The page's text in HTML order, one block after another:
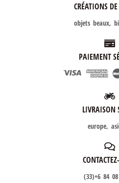
CRÉATIONS
objets beaux,
PAIEMENT
LIVRAISON
europe,
(33)+6 84